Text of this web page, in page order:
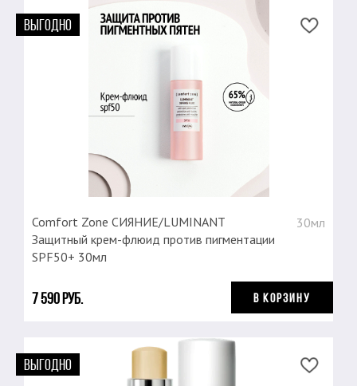
ВЫГОДНО
Comfort Zone СИЯНИЕ/LUMINANT
Защитный крем-флюид против пигментации
SPF50+ 30мл
30мл
7 590 руб. В КОРЗИНУ
ВЫГОДНО